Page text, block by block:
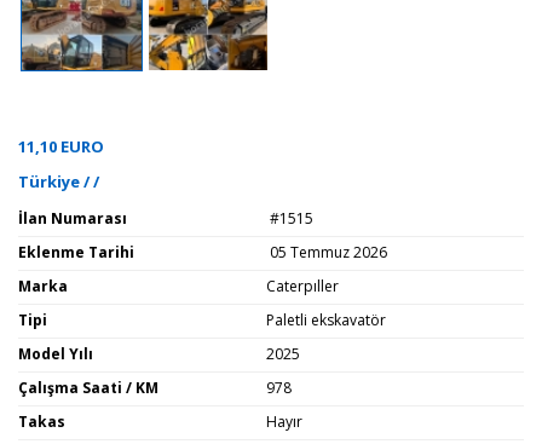
11,10 EURO
Türkiye / /
İlan Numarası
#1515
Eklenme Tarihi
05 Temmuz 2026
Marka
Caterpıller
Tipi
Paletli ekskavatör
Model Yılı
2025
Çalışma Saati / KM
978
Takas
Hayır